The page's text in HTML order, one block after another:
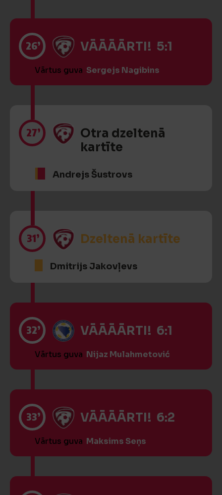
26’ VĀĀĀĀRTI! 5:1
Vārtus guva Sergejs Nagibins
27’
Otra dzeltenā
kartīte
Andrejs Šustrovs
31’ Dzeltenā kartīte
Dmitrijs Jakovļevs
32’ VĀĀĀĀRTI! 6:1
Vārtus guva Nijaz Mulahmetović
33’ VĀĀĀĀRTI! 6:2
Vārtus guva Maksims Seņs